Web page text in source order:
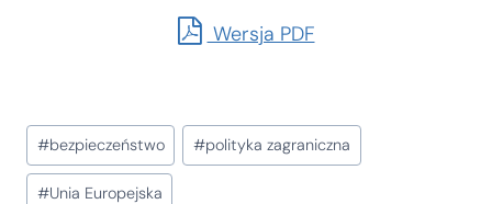
Wersja PDF
Tagi
wpisu:
#bezpieczeństwo #polityka zagraniczna
#Unia Europejska